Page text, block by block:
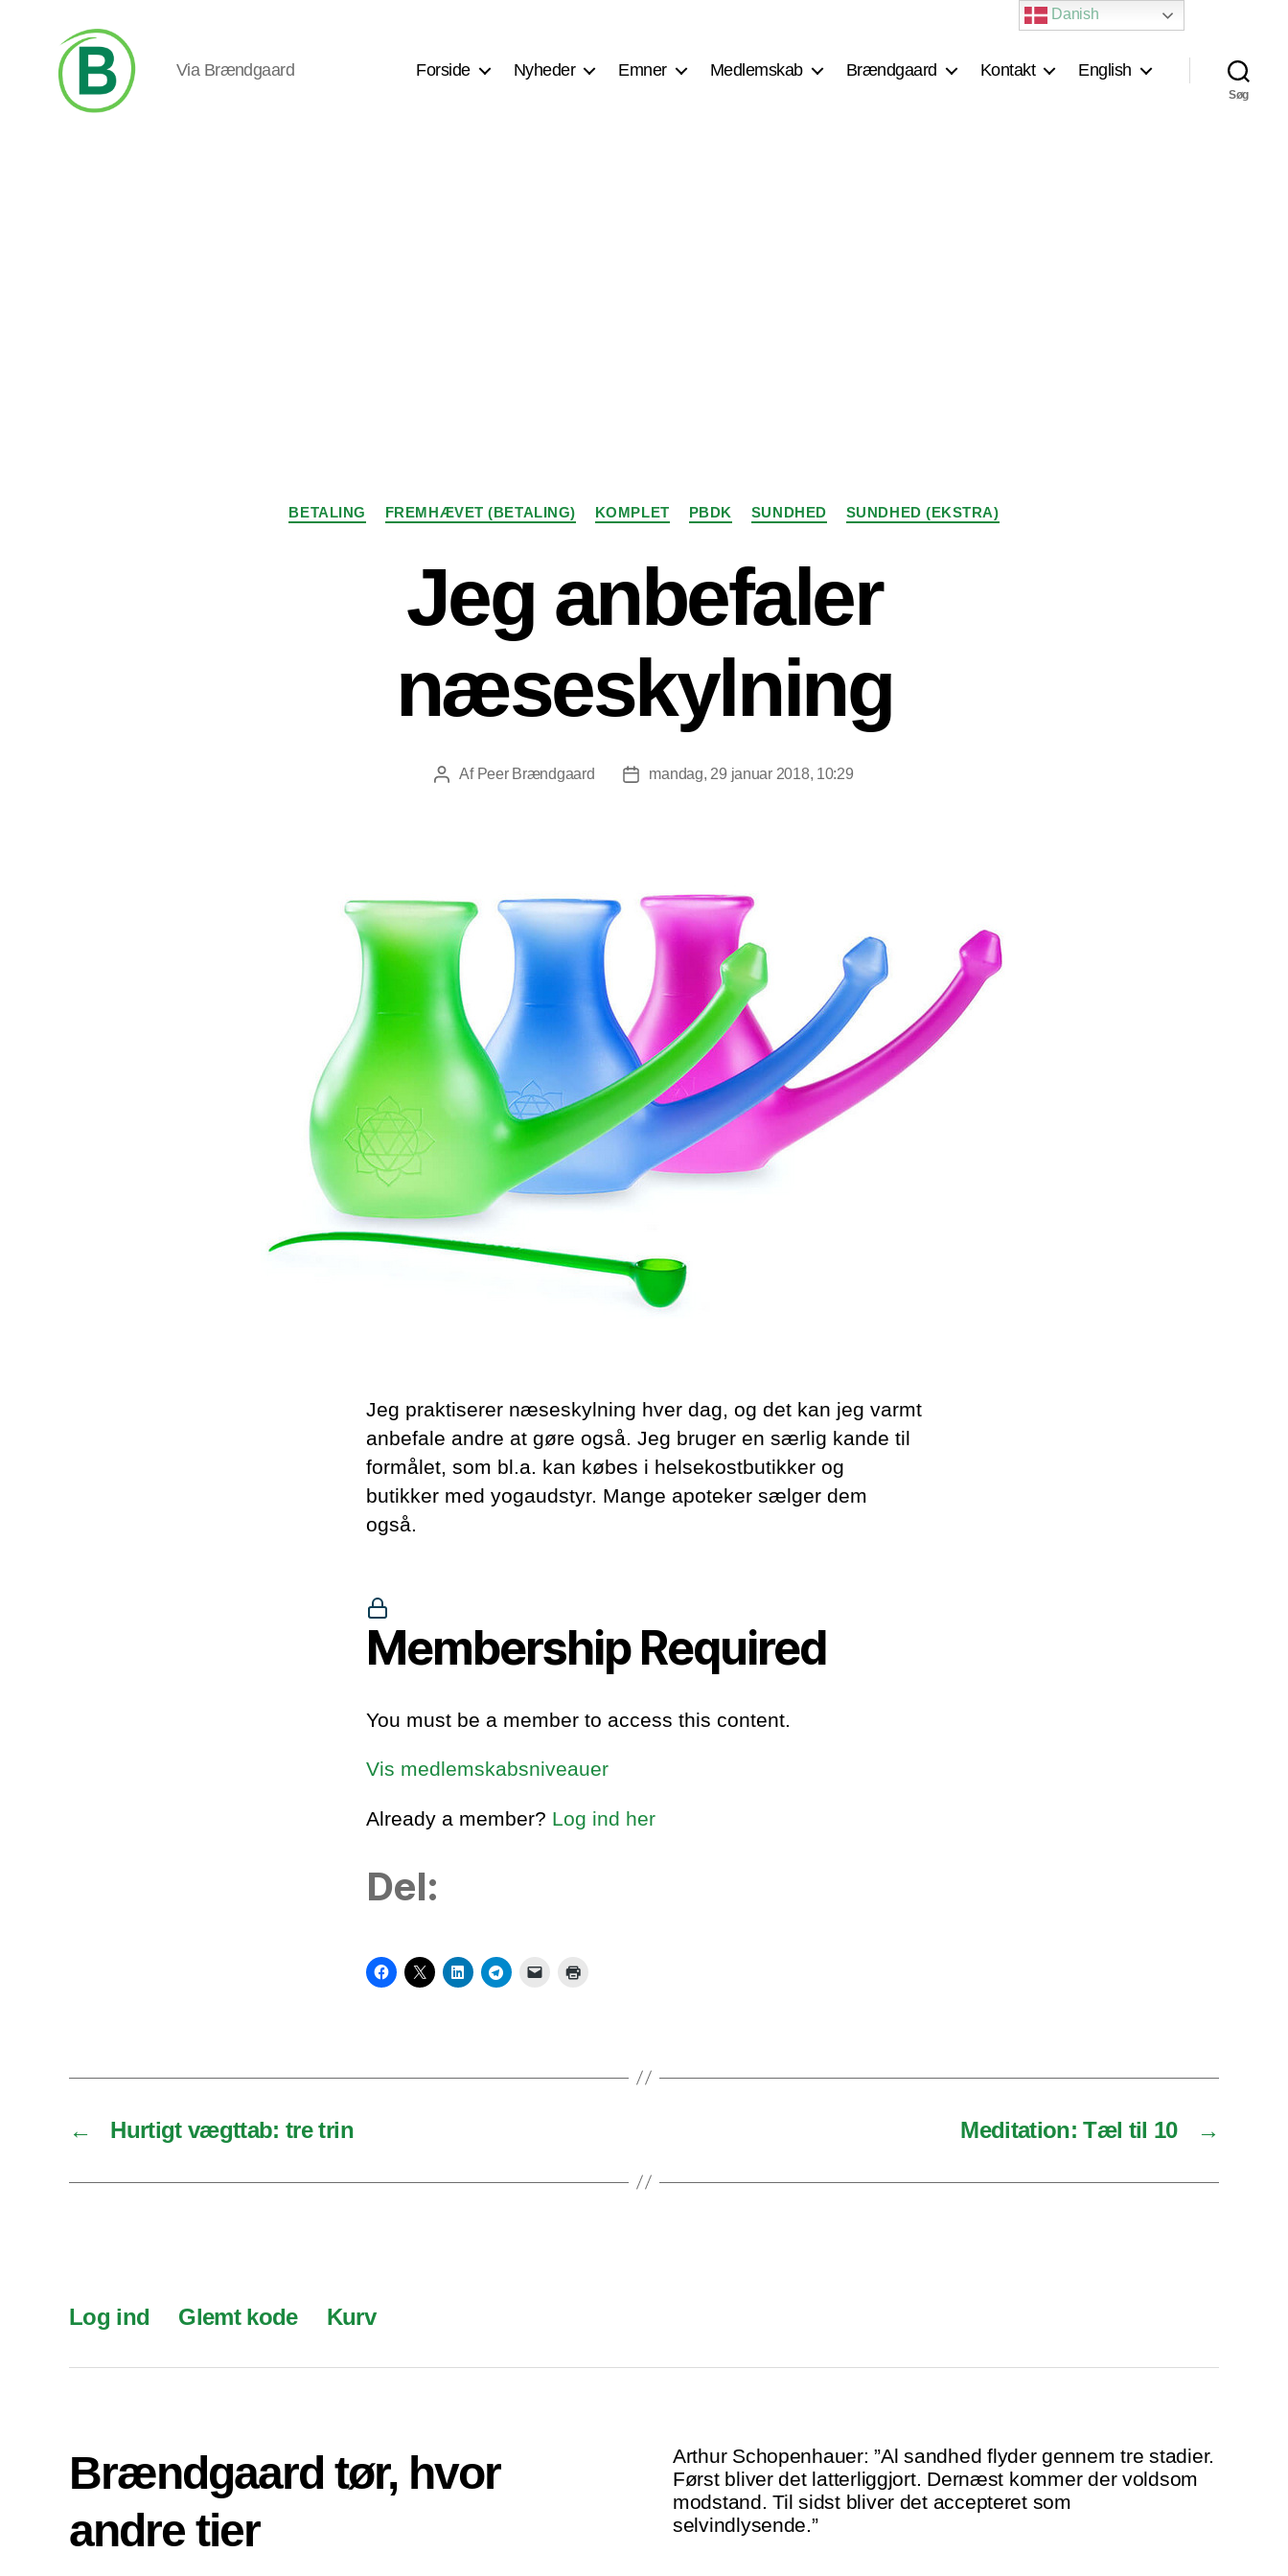
Via Brændgaard Forside Nyheder Emner Medlemskab Brændgaard Kontakt English
Søg
Kategorier
BETALING FREMHÆVET (BETALING) KOMPLET PBDK SUNDHED SUNDHED (EKSTRA)
Jeg anbefaler
næseskylning
Indlægsforfatter
Af Peer Brændgaard Indlægsdato
mandag, 29 januar 2018, 10:29
Jeg praktiserer næseskylning hver dag, og det kan jeg varmt
anbefale andre at gøre også. Jeg bruger en særlig kande til
formålet, som bl.a. kan købes i helsekostbutikker og
butikker med yogaudstyr. Mange apoteker sælger dem
også.
Membership Required
You must be a member to access this content.
Vis medlemskabsniveauer
Already a member? Log ind her
Del:
← Hurtigt vægttab: tre trin →
Meditation: Tæl til 10
Log ind Glemt kode Kurv
Brændgaard tør, hvor
andre tier
Arthur Schopenhauer: ”Al sandhed flyder gennem tre stadier.
Først bliver det latterliggjort. Dernæst kommer der voldsom
modstand. Til sidst bliver det accepteret som
selvindlysende.”
Danish